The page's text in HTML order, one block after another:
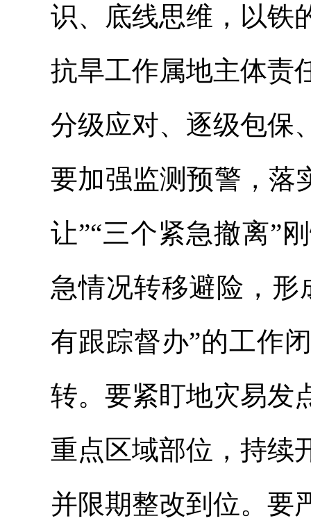
识、底线思维，以铁
抗旱工作属地主体责
分级应对、逐级包保
要加强监测预警，落
让”“三个紧急撤离”
急情况转移避险，形
有跟踪督办”的工作
转。要紧盯地灾易发
重点区域部位，持续
并限期整改到位。要